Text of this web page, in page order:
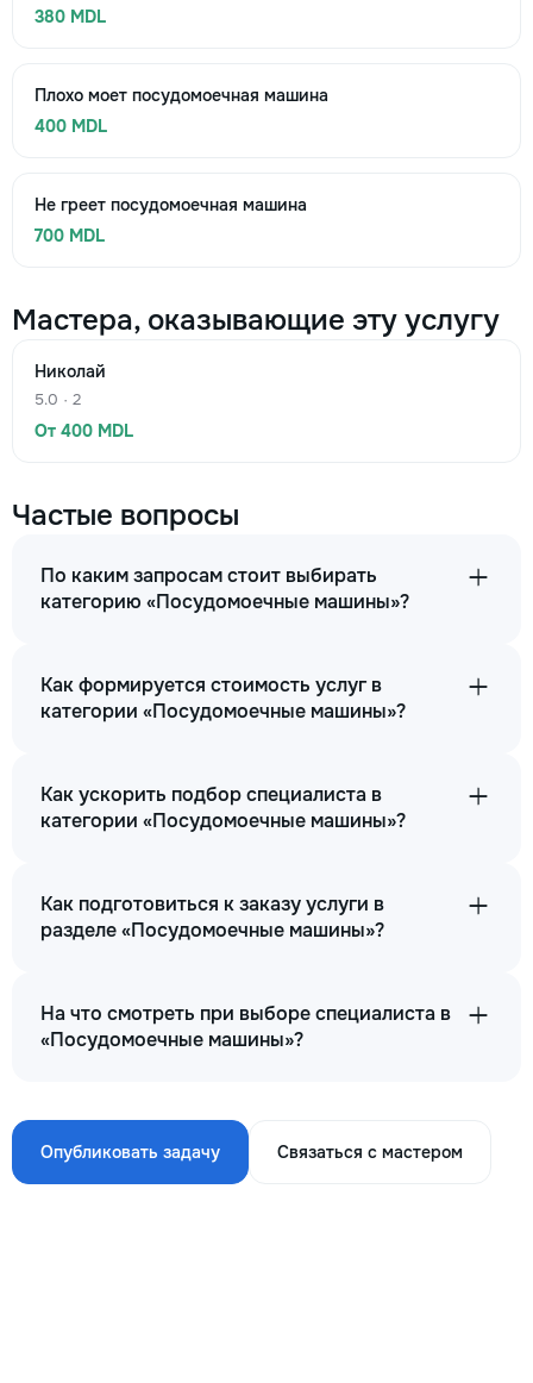
380 MDL
Плохо моет посудомоечная машина
400 MDL
Не греет посудомоечная машина
700 MDL
Мастера, оказывающие эту услугу
Николай
5.0 · 2
От 400 MDL
Частые вопросы
По каким запросам стоит выбирать
категорию «Посудомоечные машины»?
Как формируется стоимость услуг в
категории «Посудомоечные машины»?
Как ускорить подбор специалиста в
категории «Посудомоечные машины»?
Как подготовиться к заказу услуги в
разделе «Посудомоечные машины»?
На что смотреть при выборе специалиста в
«Посудомоечные машины»?
Опубликовать задачу Связаться с мастером